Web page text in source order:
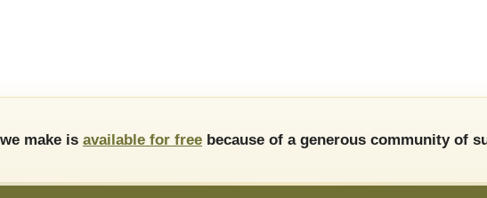
make is available for free because of a generous community of